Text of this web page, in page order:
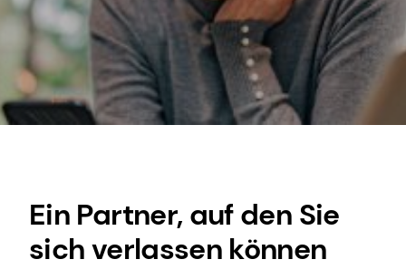
Ein Partner, auf den Sie
sich verlassen können